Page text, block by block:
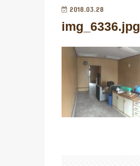
2018.03.28
img_6336.jpg